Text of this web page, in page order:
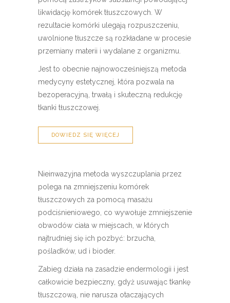
likwidację komórek tłuszczowych. W
rezultacie komórki ulegają rozpuszczeniu,
uwolnione tłuszcze są rozkładane w procesie
przemiany materii i wydalane z organizmu.
Jest to obecnie najnowocześniejszą metoda
medycyny estetycznej, która pozwala na
bezoperacyjną, trwałą i skuteczną redukcję
tkanki tłuszczowej.
DOWIEDZ SIĘ WIĘCEJ
Nieinwazyjna metoda wyszczuplania przez
polega na zmniejszeniu komórek
tłuszczowych za pomocą masażu
podciśnieniowego, co wywołuje zmniejszenie
obwodów ciała w miejscach, w których
najtrudniej się ich pozbyć: brzucha,
pośladków, ud i bioder.
Zabieg działa na zasadzie endermologii i jest
całkowicie bezpieczny, gdyż usuwając tkankę
tłuszczową, nie narusza otaczających